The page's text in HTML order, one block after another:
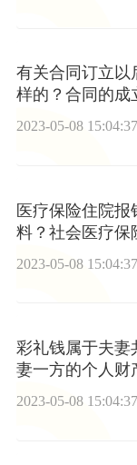
有关合同订立以
样的？合同的成
2023-05-08 15:04:37
医疗保险住院报
料？社会医疗保
2023-05-08 15:04:37
彩礼钱属于夫妻
妻一方的个人财
2023-05-08 15:04:37